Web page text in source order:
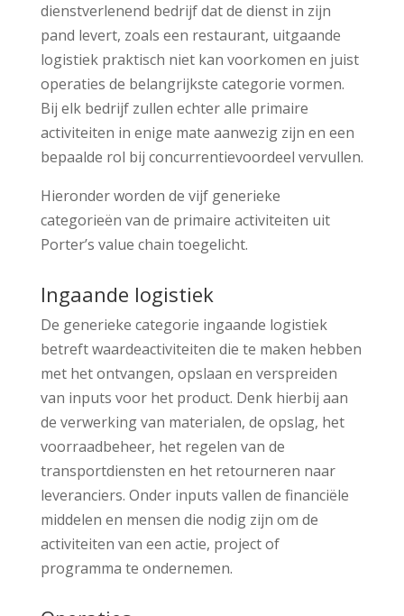
dienstverlenend bedrijf dat de dienst in zijn
pand levert, zoals een restaurant, uitgaande
logistiek praktisch niet kan voorkomen en juist
operaties de belangrijkste categorie vormen.
Bij elk bedrijf zullen echter alle primaire
activiteiten in enige mate aanwezig zijn en een
bepaalde rol bij concurrentievoordeel vervullen.
Hieronder worden de vijf generieke
categorieën van de primaire activiteiten uit
Porter’s value chain toegelicht.
Ingaande logistiek
De generieke categorie ingaande logistiek
betreft waardeactiviteiten die te maken hebben
met het ontvangen, opslaan en verspreiden
van inputs voor het product. Denk hierbij aan
de verwerking van materialen, de opslag, het
voorraadbeheer, het regelen van de
transportdiensten en het retourneren naar
leveranciers. Onder inputs vallen de financiële
middelen en mensen die nodig zijn om de
activiteiten van een actie, project of
programma te ondernemen.